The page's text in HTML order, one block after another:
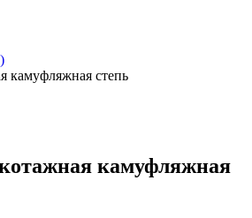
камуфляжная степь
камуфляжная